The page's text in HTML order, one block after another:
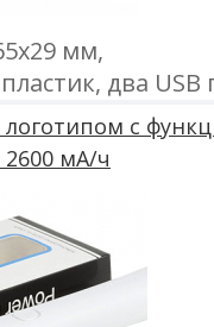
мм,
два USB
заряда
логотипом с
мА/ч